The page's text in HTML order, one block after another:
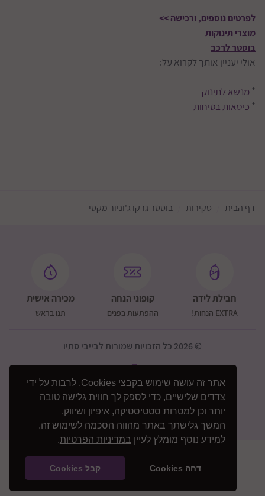
אתר זה עושה שימוש בקבצי Cookies, לרבות על ידי
צדדים שלישיים, כדי לספק לך חווית גלישה טובה
יותר וכן למטרות סטטיסטיקה, איפיון ושיווק.
המשך גלישתך באתר מהווה הסכמה לשימוש זה.
למידע נוסף מומלץ לעיין במדיניות הפרטיות.
דחה Cookies קבל Cookies
לפרטים נוספים, ורכישה >>
מוצרי תינוקות
בוסטר לרכב
אולי יעניין אותך לקרוא על:
* מנשא לתינוק
* כיסאות בטיחות
דף הבית סקירות בוסטר גרקו ג'וניור מקסי
חבילת לידה
EXTRA הנחות!
קופוני הנחה
ההפתעות בפנים
מכירה אישית
תנו בראש
© 2026 כל הזכויות שמורות לבייבי סתיו